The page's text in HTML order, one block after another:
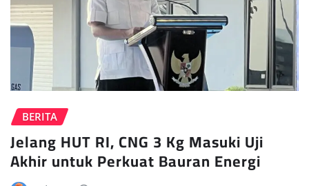
BERITA
Jelang HUT RI, CNG 3 Kg Masuki Uji
Akhir untuk Perkuat Bauran Energi